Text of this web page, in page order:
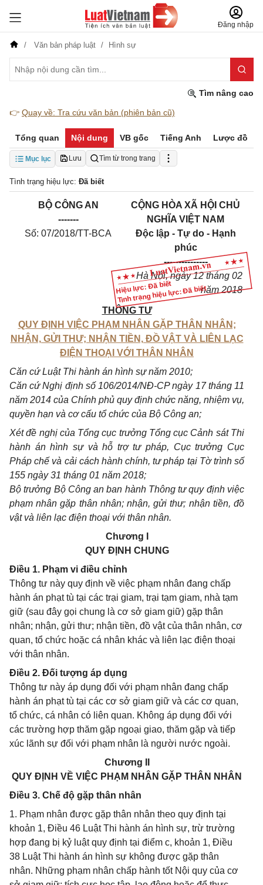
Đăng nhập
Văn bản pháp luật Hình sự
Tìm nâng cao
👉 Quay về: Tra cứu văn bản (phiên bản cũ)
Tổng quan Nội dung VB gốc Tiếng Anh Lược đồ
Mục lục Lưu Tìm từ trong trang
Tình trạng hiệu lực: Đã biết
Hiệu lực: Đã biết
Tình trạng hiệu lực: Đã biết
BỘ CÔNG AN
-------
Số: 07/2018/TT-BCA
CỘNG HÒA XÃ HỘI CHỦ
NGHĨA VIỆT NAM
Độc lập - Tự do - Hạnh
phúc
---------------
Hà Nội, ngày 12 tháng 02
năm 2018
THÔNG TƯ
QUY ĐỊNH VIỆC PHẠM NHÂN GẶP THÂN NHÂN;
NHẬN, GỬI THƯ; NHẬN TIỀN, ĐỒ VẬT VÀ LIÊN LẠC
ĐIỆN THOẠI VỚI THÂN NHÂN
Căn cứ Luật Thi hành án hình sự năm 2010;
Căn cứ Nghị định số 106/2014/NĐ-CP ngày 17 tháng 11
năm 2014 của Chính phủ quy định chức năng, nhiệm vụ,
quyền hạn và cơ cấu tổ chức của Bộ Công an;
Xét đề nghị của Tổng cục trưởng Tổng cục Cảnh sát Thi
hành án hình sự và hỗ trợ tư pháp, Cục trưởng Cục
Pháp chế và cải cách hành chính, tư pháp tại Tờ trình số
155 ngày 31 tháng 01 năm 2018;
Bộ trưởng Bộ Công an ban hành Thông tư quy định việc
phạm nhân gặp thân nhân; nhận, gửi thư; nhận tiền, đồ
vật và liên lạc điện thoại với thân nhân.
Chương I
QUY ĐỊNH CHUNG
Điều 1. Phạm vi điều chỉnh
Thông tư này quy định về việc phạm nhân đang chấp
hành án phạt tù tại các trại giam, trại tạm giam, nhà tạm
giữ (sau đây gọi chung là cơ sở giam giữ) gặp thân
nhân; nhận, gửi thư; nhận tiền, đồ vật của thân nhân, cơ
quan, tổ chức hoặc cá nhân khác và liên lạc điện thoại
với thân nhân.
Điều 2. Đối tượng áp dụng
Thông tư này áp dụng đối với phạm nhân đang chấp
hành án phạt tù tại các cơ sở giam giữ và các cơ quan,
tổ chức, cá nhân có liên quan. Không áp dụng đối với
các trường hợp thăm gặp ngoại giao, thăm gặp và tiếp
xúc lãnh sự đối với phạm nhân là người nước ngoài.
Chương II
QUY ĐỊNH VỀ VIỆC PHẠM NHÂN GẶP THÂN NHÂN
Điều 3. Chế độ gặp thân nhân
1. Phạm nhân được gặp thân nhân theo quy định tại
khoản 1, Điều 46 Luật Thi hành án hình sự, trừ trường
hợp đang bị kỷ luật quy định tại điểm c, khoản 1, Điều
38 Luật Thi hành án hình sự không được gặp thân
nhân. Những phạm nhân chấp hành tốt Nội quy của cơ